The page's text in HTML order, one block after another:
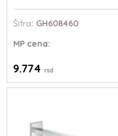
Šifra: GH608460
MP cena:
9.774rsd